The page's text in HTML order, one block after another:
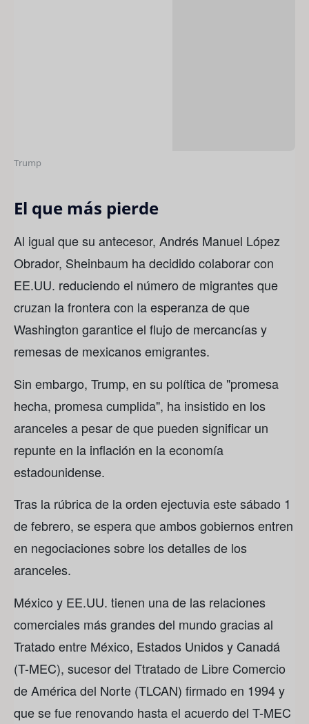
Trump
El que más pierde
Al igual que su antecesor, Andrés Manuel López
Obrador, Sheinbaum ha decidido colaborar con
EE.UU. reduciendo el número de migrantes que
cruzan la frontera con la esperanza de que
Washington garantice el flujo de mercancías y
remesas de mexicanos emigrantes.
Sin embargo, Trump, en su política de "promesa
hecha, promesa cumplida", ha insistido en los
aranceles a pesar de que pueden significar un
repunte en la inflación en la economía
estadounidense.
Tras la rúbrica de la orden ejectuvia este sábado 1
de febrero, se espera que ambos gobiernos entren
en negociaciones sobre los detalles de los
aranceles.
México y EE.UU. tienen una de las relaciones
comerciales más grandes del mundo gracias al
Tratado entre México, Estados Unidos y Canadá
(T-MEC), sucesor del Ttratado de Libre Comercio
de América del Norte (TLCAN) firmado en 1994 y
que se fue renovando hasta el acuerdo del T-MEC